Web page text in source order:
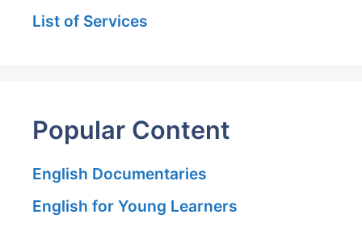
List of Services
Popular Content
English Documentaries
English for Young Learners